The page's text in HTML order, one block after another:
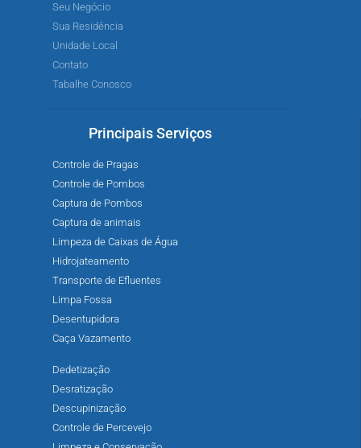
Seu Negócio
Sua Residência
Unidade Local
Contato
Tabalhe Conosco
Principais Serviços
Controle de Pragas
Controle de Pombos
Captura de Pombos
Captura de animais
Limpeza de Caixas de Água
Hidrojateamento
Transporte de Efluentes
Limpa Fossa
Desentupidora
Caça Vazamento
Dedetização
Desratização
Descupinização
Controle de Percevejo